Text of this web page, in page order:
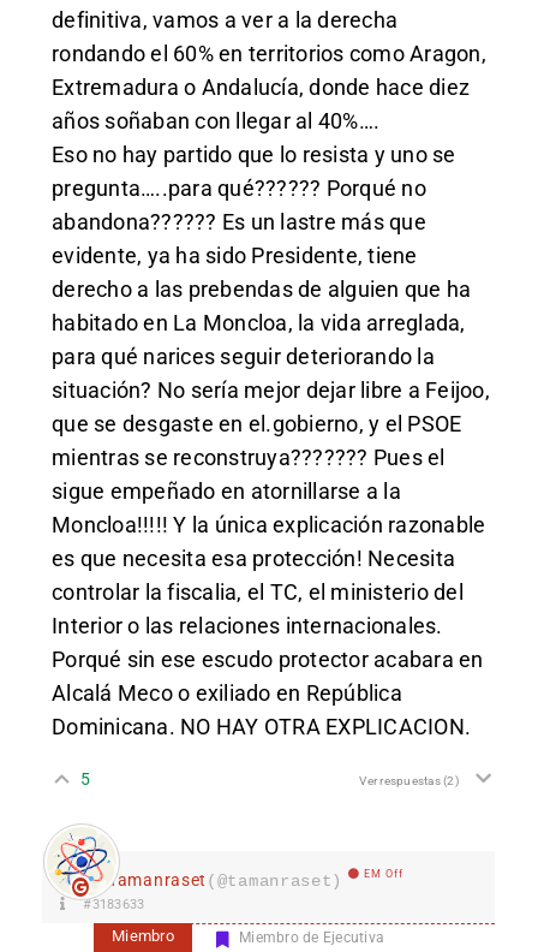
definitiva, vamos a ver a la derecha
rondando el 60% en territorios como Aragon,
Extremadura o Andalucía, donde hace diez
años soñaban con llegar al 40%….
Eso no hay partido que lo resista y uno se
pregunta…..para qué?????? Porqué no
abandona?????? Es un lastre más que
evidente, ya ha sido Presidente, tiene
derecho a las prebendas de alguien que ha
habitado en La Moncloa, la vida arreglada,
para qué narices seguir deteriorando la
situación? No sería mejor dejar libre a Feijoo,
que se desgaste en el.gobierno, y el PSOE
mientras se reconstruya??????? Pues el
sigue empeñado en atornillarse a la
Moncloa!!!!! Y la única explicación razonable
es que necesita esa protección! Necesita
controlar la fiscalia, el TC, el ministerio del
Interior o las relaciones internacionales.
Porqué sin ese escudo protector acabara en
Alcalá Meco o exiliado en República
Dominicana. NO HAY OTRA EXPLICACION.
5 Ver respuestas(2)
Tamanraset (@tamanraset) EM Off
#3183633
Miembro Miembro de Ejecutiva